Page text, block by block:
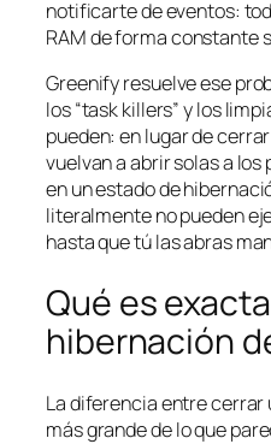
notificarte de eventos:
RAM de forma constante
Greenify resuelve ese
los “task killers” y los
pueden: en lugar de
vuelvan a abrir solas a
en un estado de
literalmente no pueden
hasta que tú las abras
Qué es
hibernación
La diferencia entre cerrar
más grande de lo que